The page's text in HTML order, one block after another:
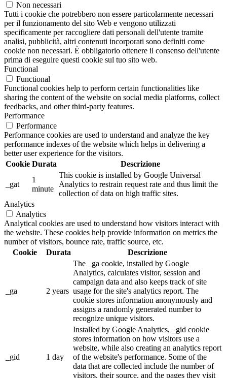
Non necessari
Tutti i cookie che potrebbero non essere particolarmente necessari
per il funzionamento del sito Web e vengono utilizzati
specificamente per raccogliere dati personali dell'utente tramite
analisi, pubblicità, altri contenuti incorporati sono definiti come
cookie non necessari. È obbligatorio ottenere il consenso dell'utente
prima di eseguire questi cookie sul tuo sito web.
Functional
Functional
Functional cookies help to perform certain functionalities like
sharing the content of the website on social media platforms, collect
feedbacks, and other third-party features.
Performance
Performance
Performance cookies are used to understand and analyze the key
performance indexes of the website which helps in delivering a
better user experience for the visitors.
Cookie Durata Descrizione
_gat
1
minute
This cookie is installed by Google Universal
Analytics to restrain request rate and thus limit the
collection of data on high traffic sites.
Analytics
Analytics
Analytical cookies are used to understand how visitors interact with
the website. These cookies help provide information on metrics the
number of visitors, bounce rate, traffic source, etc.
Cookie
Durata Descrizione
_ga 2 years
The _ga cookie, installed by Google
Analytics, calculates visitor, session and
campaign data and also keeps track of site
usage for the site's analytics report. The
cookie stores information anonymously and
assigns a randomly generated number to
recognize unique visitors.
_gid 1 day
Installed by Google Analytics, _gid cookie
stores information on how visitors use a
website, while also creating an analytics report
of the website's performance. Some of the
data that are collected include the number of
visitors, their source, and the pages they visit